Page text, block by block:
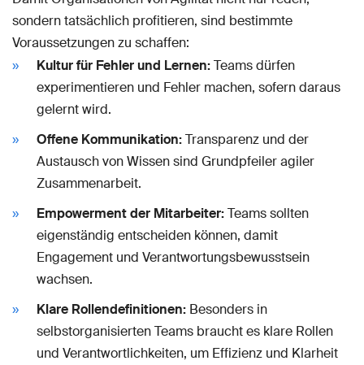
sondern tatsächlich profitieren, sind bestimmte
Voraussetzungen zu schaffen:
Kultur für Fehler und Lernen:Teams dürfen
experimentieren und Fehler machen, sofern daraus
gelernt wird.
Offene Kommunikation:Transparenz und der
Austausch von Wissen sind Grundpfeiler agiler
Zusammenarbeit.
Empowerment der Mitarbeiter:Teams sollten
eigenständig entscheiden können, damit
Engagement und Verantwortungsbewusstsein
wachsen.
Klare Rollendefinitionen: Besonders in
selbstorganisierten Teams braucht es klare Rollen
und Verantwortlichkeiten, um Effizienz und Klarheit